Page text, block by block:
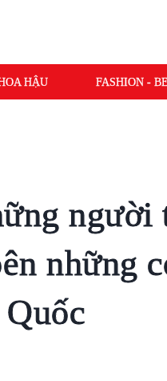
HẬU FASHION -
người
những